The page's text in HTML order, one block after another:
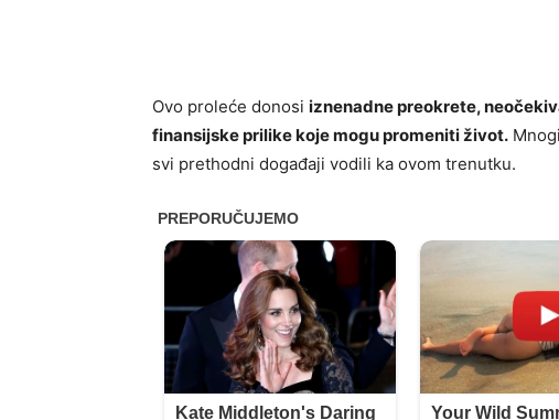
Ovo proleće donosi iznenadne preokrete,
finansijske prilike koje mogu promeniti život.
svi prethodni događaji vodili ka ovom trenutku.